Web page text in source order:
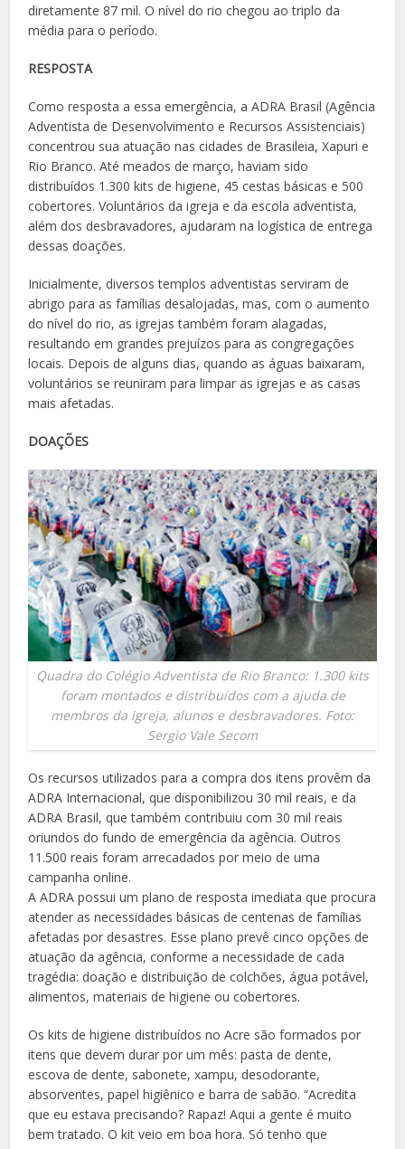
diretamente 87 mil. O nível do rio chegou ao triplo da
média para o período.
RESPOSTA
Como resposta a essa emergência, a ADRA Brasil (Agência
Adventista de Desenvolvimento e Recursos Assistenciais)
concentrou sua atuação nas cidades de Brasileia, Xapuri e
Rio Branco. Até meados de março, haviam sido
distribuídos 1.300 kits de higiene, 45 cestas básicas e 500
cobertores. Voluntários da igreja e da escola adventista,
além dos desbravadores, ajudaram na logística de entrega
dessas doações.
Inicialmente, diversos templos adventistas serviram de
abrigo para as famílias desalojadas, mas, com o aumento
do nível do rio, as igrejas também foram alagadas,
resultando em grandes prejuízos para as congregações
locais. Depois de alguns dias, quando as águas baixaram,
voluntários se reuniram para limpar as igrejas e as casas
mais afetadas.
DOAÇÕES
Quadra do Colégio Adventista de Rio Branco: 1.300 kits
foram montados e distribuídos com a ajuda de
membros da igreja, alunos e desbravadores. Foto:
Sergio Vale Secom
Os recursos utilizados para a compra dos itens provêm da
ADRA Internacional, que disponibilizou 30 mil reais, e da
ADRA Brasil, que também contribuiu com 30 mil reais
oriundos do fundo de emergência da agência. Outros
11.500 reais foram arrecadados por meio de uma
campanha online.
A ADRA possui um plano de resposta imediata que procura
atender as necessidades básicas de centenas de famílias
afetadas por desastres. Esse plano prevê cinco opções de
atuação da agência, conforme a necessidade de cada
tragédia: doação e distribuição de colchões, água potável,
alimentos, materiais de higiene ou cobertores.
Os kits de higiene distribuídos no Acre são formados por
itens que devem durar por um mês: pasta de dente,
escova de dente, sabonete, xampu, desodorante,
absorventes, papel higiênico e barra de sabão. “Acredita
que eu estava precisando? Rapaz! Aqui a gente é muito
bem tratado. O kit veio em boa hora. Só tenho que